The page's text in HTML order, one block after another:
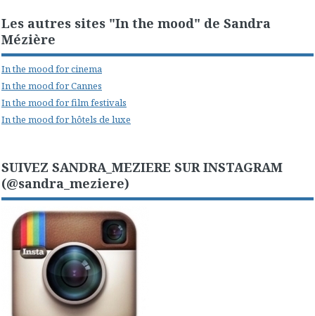
Les autres sites "In the mood" de Sandra
Mézière
In the mood for cinema
In the mood for Cannes
In the mood for film festivals
In the mood for hôtels de luxe
SUIVEZ SANDRA_MEZIERE SUR INSTAGRAM
(@sandra_meziere)